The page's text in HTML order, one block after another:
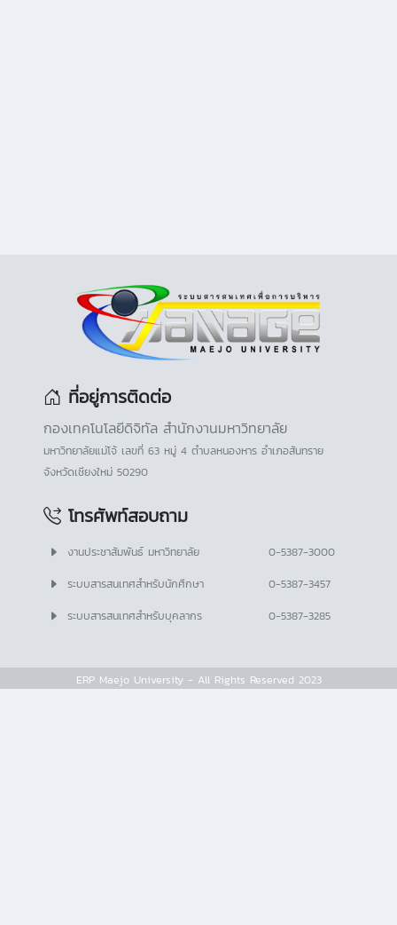
ที่อยู่การติดต่อ
กองเทคโนโลยีดิจิทัล สำนักงานมหาวิทยาลัย
มหาวิทยาลัยแม่โจ้ เลขที่ 63 หมู่ 4 ตำบลหนองหาร อำเภอสันทราย
จังหวัดเชียงใหม่ 50290
โทรศัพท์สอบถาม
งานประชาสัมพันธ์ มหาวิทยาลัย
0-5387-3000
ระบบสารสนเทศสำหรับนักศึกษา
0-5387-3457
ระบบสารสนเทศสำหรับบุคลากร
0-5387-3285
ERP Maejo University - All Rights Reserved 2023